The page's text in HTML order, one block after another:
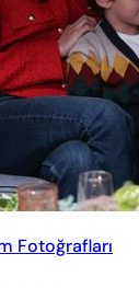
Fotoğrafları